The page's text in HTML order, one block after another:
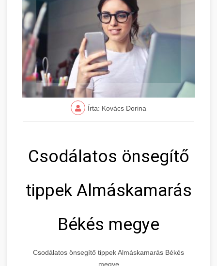
Írta: Kovács Dorina
Csodálatos önsegítő
tippek Almáskamarás
Békés megye
Csodálatos önsegítő tippek Almáskamarás Békés
megye